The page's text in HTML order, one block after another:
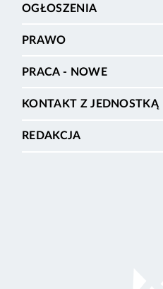
OGŁOSZENIA
PRAWO
PRACA - NOWE
KONTAKT Z JEDNOSTKĄ
REDAKCJA